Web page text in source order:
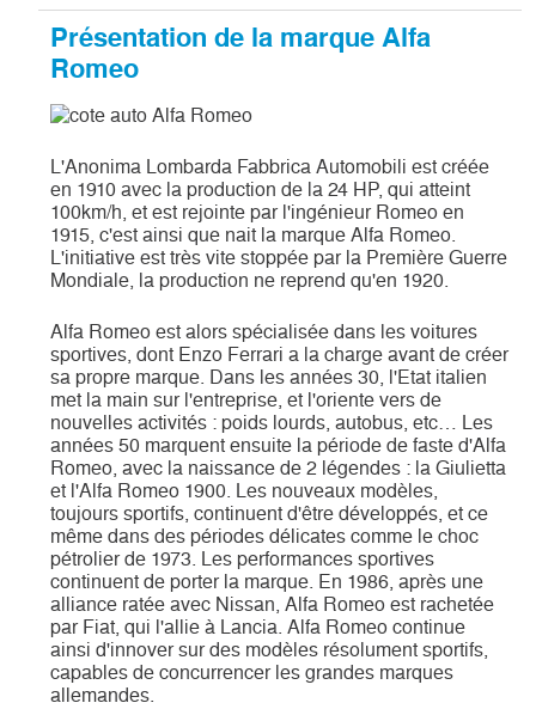
Présentation de la marque Alfa
Romeo
L'Anonima Lombarda Fabbrica Automobili est créée
en 1910 avec la production de la 24 HP, qui atteint
100km/h, et est rejointe par l'ingénieur Romeo en
1915, c'est ainsi que nait la marque Alfa Romeo.
L'initiative est très vite stoppée par la Première Guerre
Mondiale, la production ne reprend qu'en 1920.
Alfa Romeo est alors spécialisée dans les voitures
sportives, dont Enzo Ferrari a la charge avant de créer
sa propre marque. Dans les années 30, l'Etat italien
met la main sur l'entreprise, et l'oriente vers de
nouvelles activités : poids lourds, autobus, etc… Les
années 50 marquent ensuite la période de faste d'Alfa
Romeo, avec la naissance de 2 légendes : la Giulietta
et l'Alfa Romeo 1900. Les nouveaux modèles,
toujours sportifs, continuent d'être développés, et ce
même dans des périodes délicates comme le choc
pétrolier de 1973. Les performances sportives
continuent de porter la marque. En 1986, après une
alliance ratée avec Nissan, Alfa Romeo est rachetée
par Fiat, qui l'allie à Lancia. Alfa Romeo continue
ainsi d'innover sur des modèles résolument sportifs,
capables de concurrencer les grandes marques
allemandes.